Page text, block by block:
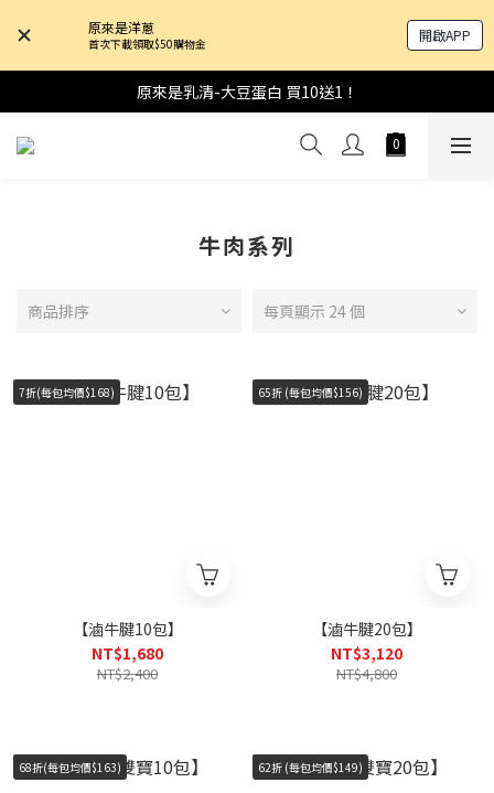
原來是洋蔥
首次下載領取$50購物金 開啟APP
原來是乳清-大豆蛋白 買10送1！
牛肉系列
商品排序 每頁顯示 24 個
7折(每包均價$168)
【滷牛腱10包】
NT$1,680
NT$2,400
65折 (每包均價$156)
【滷牛腱20包】
NT$3,120
NT$4,800
68折(每包均價$163) 62折 (每包均價$149)